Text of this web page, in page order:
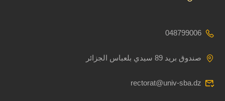
048799006
صندوق بريد 89 سيدي بلعباس الجزائر
rectorat@univ-sba.dz